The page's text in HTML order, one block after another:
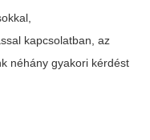
kapcsolatban, az
néhány gyakori kérdést